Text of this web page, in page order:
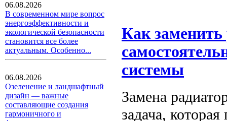
06.08.2026
В современном мире вопрос
энергоэффективности и
экологической безопасности
становится все более
актуальным. Особенно...
06.08.2026
Озеленение и ландшафтный
дизайн — важные
составляющие создания
гармоничного и
Как
системы
Замена
задача,